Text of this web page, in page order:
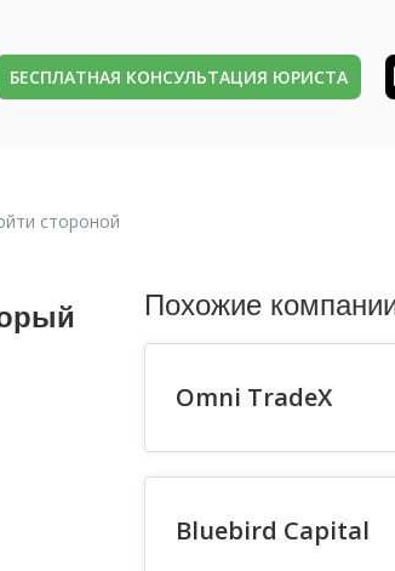
БЕСПЛАТНАЯ КОНСУЛЬТАЦИЯ ЮРИСТА
стороной
Похожие
Omni TradeX
Bluebird Capital